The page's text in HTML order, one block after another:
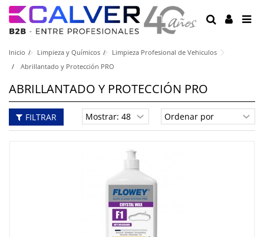
Inicio Limpieza y Químicos
Limpieza Profesional de Vehiculos
Abrillantado y Protección PRO
ABRILLANTADO Y PROTECCIÓN PRO
FILTRAR